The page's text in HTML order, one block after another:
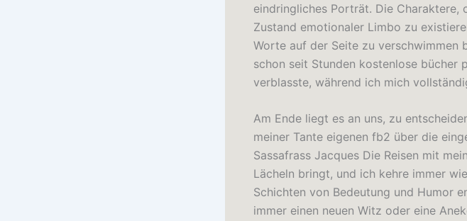
eindringliches Porträt. Die
Zustand emotionaler Limbo zu
Worte auf der Seite zu verschwimmen
schon seit Stunden kostenlose bücher
verblasste, während ich mich
Am Ende liegt es an uns, zu
meiner Tante eigenen fb2 über die
Sassafrass Jacques Die Reisen mit
Lächeln bringt, und ich kehre immer
Schichten von Bedeutung und Humor
immer einen neuen Witz oder eine